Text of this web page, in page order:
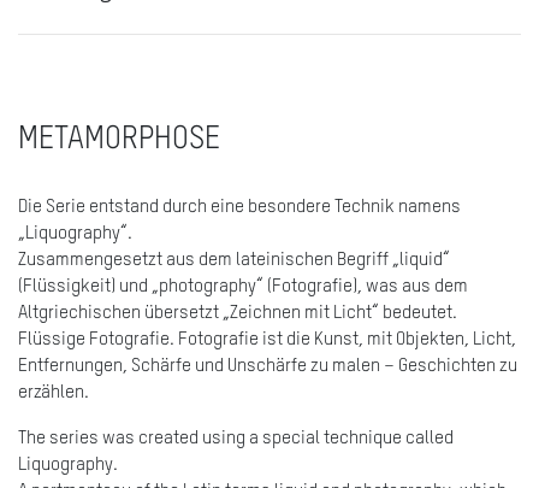
METAMORPHOSE
Die Serie entstand durch eine besondere Technik namens
„Liquography“.
Zusammengesetzt aus dem lateinischen Begriff „liquid“
(Flüssigkeit) und „photography“ (Fotografie), was aus dem
Altgriechischen übersetzt „Zeichnen mit Licht“ bedeutet.
Flüssige Fotografie. Fotografie ist die Kunst, mit Objekten, Licht,
Entfernungen, Schärfe und Unschärfe zu malen – Geschichten zu
erzählen.
The series was created using a special technique called
Liquography.